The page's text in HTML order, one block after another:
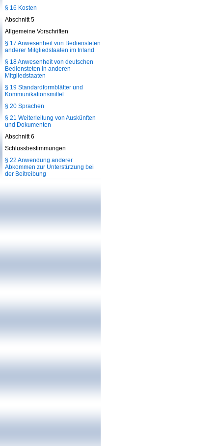
§ 16 Kosten
Abschnitt 5
Allgemeine Vorschriften
§ 17 Anwesenheit von Bediensteten
anderer Mitgliedstaaten im Inland
§ 18 Anwesenheit von deutschen
Bediensteten in anderen
Mitgliedstaaten
§ 19 Standardformblätter und
Kommunikationsmittel
§ 20 Sprachen
§ 21 Weiterleitung von Auskünften
und Dokumenten
Abschnitt 6
Schlussbestimmungen
§ 22 Anwendung anderer
Abkommen zur Unterstützung bei
der Beitreibung